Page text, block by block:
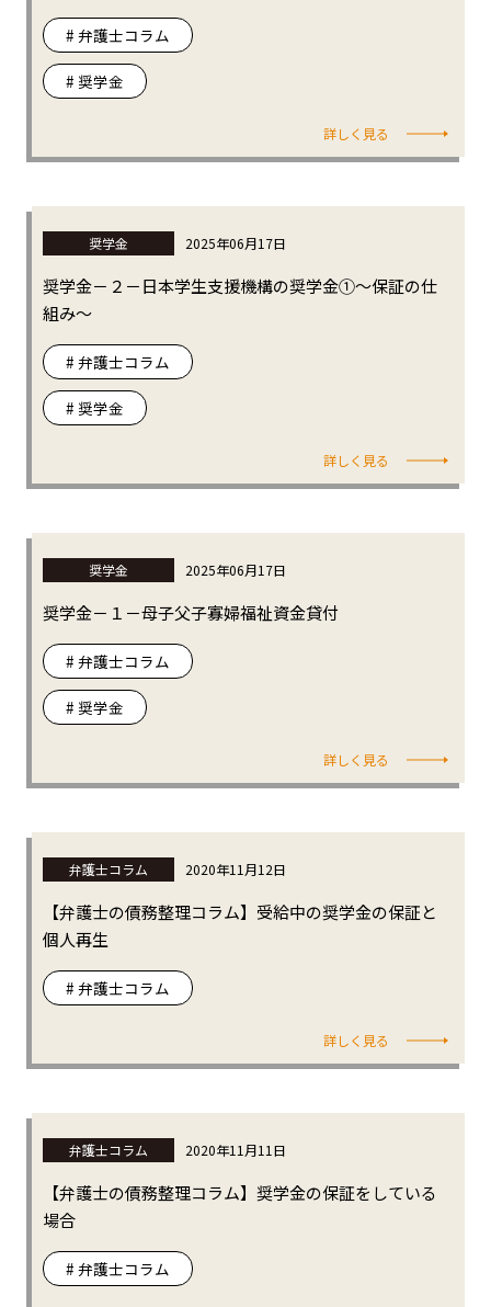
# 弁護士コラム
# 奨学金
詳しく見る
奨学金 2025年06月17日
奨学金－２－日本学生支援機構の奨学金①～保証の仕
組み～
# 弁護士コラム
# 奨学金
詳しく見る
奨学金 2025年06月17日
奨学金－１－母子父子寡婦福祉資金貸付
# 弁護士コラム
# 奨学金
詳しく見る
弁護士コラム 2020年11月12日
【弁護士の債務整理コラム】受給中の奨学金の保証と
個人再生
# 弁護士コラム
詳しく見る
弁護士コラム 2020年11月11日
【弁護士の債務整理コラム】奨学金の保証をしている
場合
# 弁護士コラム